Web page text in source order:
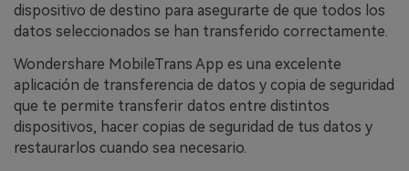
dispositivo de destino para asegurarte de que todos los
datos seleccionados se han transferido correctamente.
Wondershare MobileTrans App es una excelente
aplicación de transferencia de datos y copia de seguridad
que te permite transferir datos entre distintos
dispositivos, hacer copias de seguridad de tus datos y
restaurarlos cuando sea necesario.